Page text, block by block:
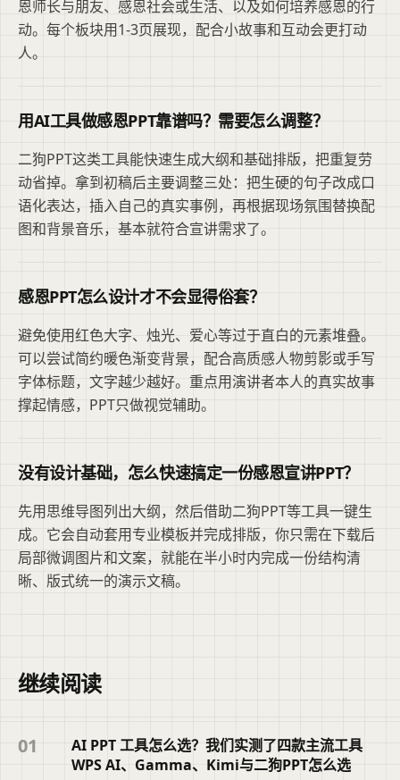
恩师长与朋友、感恩社会或生活、以及如何培养感恩的行
动。每个板块用1-3页展现，配合小故事和互动会更打动
人。
用AI工具做感恩PPT靠谱吗？需要怎么调整？
二狗PPT这类工具能快速生成大纲和基础排版，把重复劳
动省掉。拿到初稿后主要调整三处：把生硬的句子改成口
语化表达，插入自己的真实事例，再根据现场氛围替换配
图和背景音乐，基本就符合宣讲需求了。
感恩PPT怎么设计才不会显得俗套？
避免使用红色大字、烛光、爱心等过于直白的元素堆叠。
可以尝试简约暖色渐变背景，配合高质感人物剪影或手写
字体标题，文字越少越好。重点用演讲者本人的真实故事
撑起情感，PPT只做视觉辅助。
没有设计基础，怎么快速搞定一份感恩宣讲PPT？
先用思维导图列出大纲，然后借助二狗PPT等工具一键生
成。它会自动套用专业模板并完成排版，你只需在下载后
局部微调图片和文案，就能在半小时内完成一份结构清
晰、版式统一的演示文稿。
继续阅读
01
AI PPT 工具怎么选？我们实测了四款主流工具
WPS AI、Gamma、Kimi与二狗PPT怎么选